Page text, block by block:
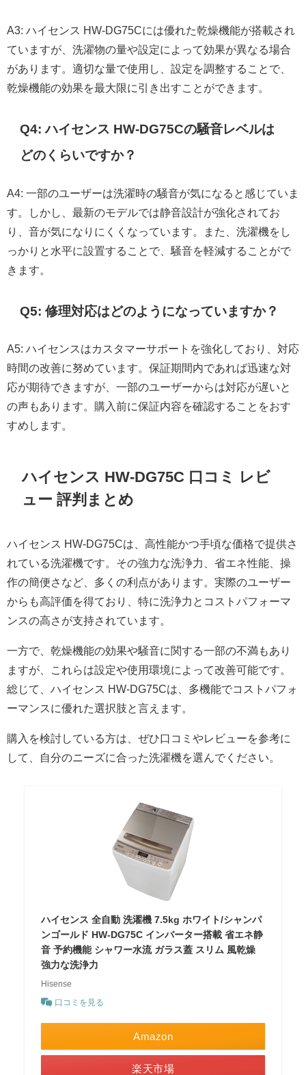
A3: ハイセンス HW-DG75Cには優れた乾燥機能が搭載され
ていますが、洗濯物の量や設定によって効果が異なる場合
があります。適切な量で使用し、設定を調整することで、
乾燥機能の効果を最大限に引き出すことができます。
Q4: ハイセンス HW-DG75Cの騒音レベルは
どのくらいですか？
A4: 一部のユーザーは洗濯時の騒音が気になると感じていま
す。しかし、最新のモデルでは静音設計が強化されてお
り、音が気になりにくくなっています。また、洗濯機をし
っかりと水平に設置することで、騒音を軽減することがで
きます。
Q5: 修理対応はどのようになっていますか？
A5: ハイセンスはカスタマーサポートを強化しており、対応
時間の改善に努めています。保証期間内であれば迅速な対
応が期待できますが、一部のユーザーからは対応が遅いと
の声もあります。購入前に保証内容を確認することをおす
すめします。
ハイセンス HW-DG75C 口コミ レビ
ュー 評判まとめ
ハイセンス HW-DG75Cは、高性能かつ手頃な価格で提供さ
れている洗濯機です。その強力な洗浄力、省エネ性能、操
作の簡便さなど、多くの利点があります。実際のユーザー
からも高評価を得ており、特に洗浄力とコストパフォーマ
ンスの高さが支持されています。
一方で、乾燥機能の効果や騒音に関する一部の不満もあり
ますが、これらは設定や使用環境によって改善可能です。
総じて、ハイセンス HW-DG75Cは、多機能でコストパフォ
ーマンスに優れた選択肢と言えます。
購入を検討している方は、ぜひ口コミやレビューを参考に
して、自分のニーズに合った洗濯機を選んでください。
ハイセンス 全自動 洗濯機 7.5kg ホワイト/シャンパ
ンゴールド HW-DG75C インバーター搭載 省エネ静
音 予約機能 シャワー水流 ガラス蓋 スリム 風乾燥
強力な洗浄力
Hisense
口コミを見る
Amazon
楽天市場